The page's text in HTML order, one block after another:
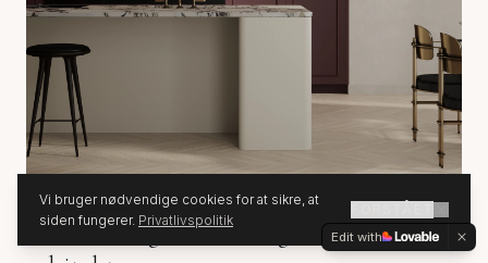
Køkkendesign: En dialog med hjemmets
Vi bruger nødvendige cookies for at sikre, at
siden fungerer. Privatlivspolitik
Edit with